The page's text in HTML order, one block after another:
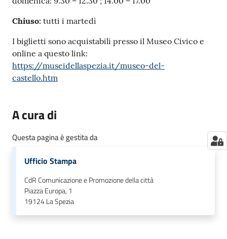
Chiuso: tutti i martedì
I biglietti sono acquistabili presso il Museo Civico e
online a questo link:
https://museidellaspezia.it/museo-del-
castello.htm
A cura di
Questa pagina è gestita da
Ufficio Stampa
CdR Comunicazione e Promozione della città
Piazza Europa, 1
19124La Spezia